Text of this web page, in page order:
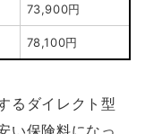
73,900円
78,100円
るダイレクト型
い保険料になっ